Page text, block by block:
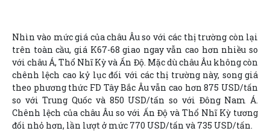
Nhìn vào mức giá của châu Âu so với các thị trường còn lại
trên toàn cầu, giá K67-68 giao ngay vẫn cao hơn nhiều so
với châu Á, Thổ Nhĩ Kỳ và Ấn Độ. Mặc dù châu Âu không còn
chênh lệch cao kỷ lục đối với các thị trường này, song giá
theo phương thức FD Tây Bắc Âu vẫn cao hơn 875 USD/tấn
so với Trung Quốc và 850 USD/tấn so với Đông Nam Á.
Chênh lệch của châu Âu so với Ấn Độ và Thổ Nhĩ Kỳ tương
đối nhỏ hơn, lần lượt ở mức 770 USD/tấn và 735 USD/tấn.